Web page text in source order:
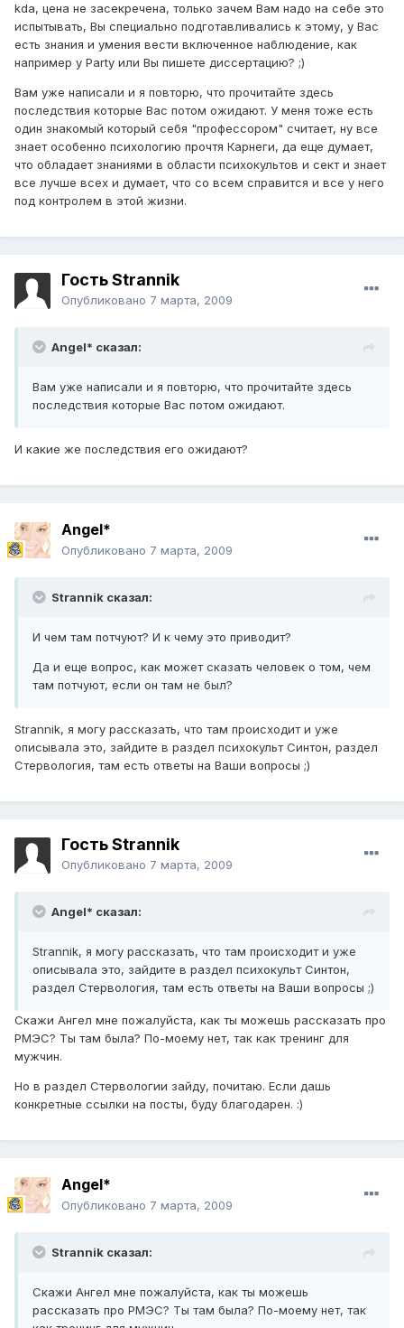
kda, цена не засекречена, только зачем Вам надо на себе это
испытывать, Вы специально подготавливались к этому, у Вас
есть знания и умения вести включенное наблюдение, как
например у Party или Вы пишете диссертацию? ;)
Вам уже написали и я повторю, что прочитайте здесь
последствия которые Вас потом ожидают. У меня тоже есть
один знакомый который себя "профессором" считает, ну все
знает особенно психологию прочтя Карнеги, да еще думает,
что обладает знаниями в области психокультов и сект и знает
все лучше всех и думает, что со всем справится и все у него
под контролем в этой жизни.
Гость Strannik
Опубликовано 7 марта, 2009
Angel* сказал:
Вам уже написали и я повторю, что прочитайте здесь
последствия которые Вас потом ожидают.
И какие же последствия его ожидают?
Angel*
Опубликовано 7 марта, 2009
Strannik сказал:
И чем там потчуют? И к чему это приводит?
Да и еще вопрос, как может сказать человек о том, чем
там потчуют, если он там не был?
Strannik, я могу рассказать, что там происходит и уже
описывала это, зайдите в раздел психокульт Синтон, раздел
Стервология, там есть ответы на Ваши вопросы ;)
Гость Strannik
Опубликовано 7 марта, 2009
Angel* сказал:
Strannik, я могу рассказать, что там происходит и уже
описывала это, зайдите в раздел психокульт Синтон,
раздел Стервология, там есть ответы на Ваши вопросы ;)
Скажи Ангел мне пожалуйста, как ты можешь рассказать про
РМЭС? Ты там была? По-моему нет, так как тренинг для
мужчин.
Но в раздел Стервологии зайду, почитаю. Если дашь
конкретные ссылки на посты, буду благодарен. :)
Angel*
Опубликовано 7 марта, 2009
Strannik сказал:
Скажи Ангел мне пожалуйста, как ты можешь
рассказать про РМЭС? Ты там была? По-моему нет, так